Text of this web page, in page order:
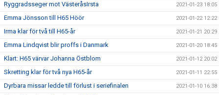
Ryggradsseger mot VästeråsIrsta 2021-01-23 18:05
Emma Jönsson till H65 Höör 2021-01-22 12:22
Irma klar för två till H65-år 2021-01-21 20:29
Emma Lindqvist blir proffs i Danmark 2021-01-20 18:45
Klart: H65 värvar Johanna Östblom 2021-01-12 20:02
Skretting klar för två nya H65-år 2021-01-11 22:55
Dyrbara missar ledde till förlust i seriefinalen 2021-01-10 16:38